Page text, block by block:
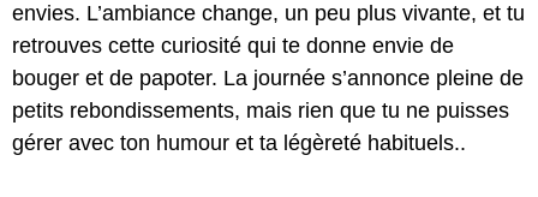
envies. L’ambiance change, un peu plus vivante, et tu
retrouves cette curiosité qui te donne envie de
bouger et de papoter. La journée s’annonce pleine de
petits rebondissements, mais rien que tu ne puisses
gérer avec ton humour et ta légèreté habituels..